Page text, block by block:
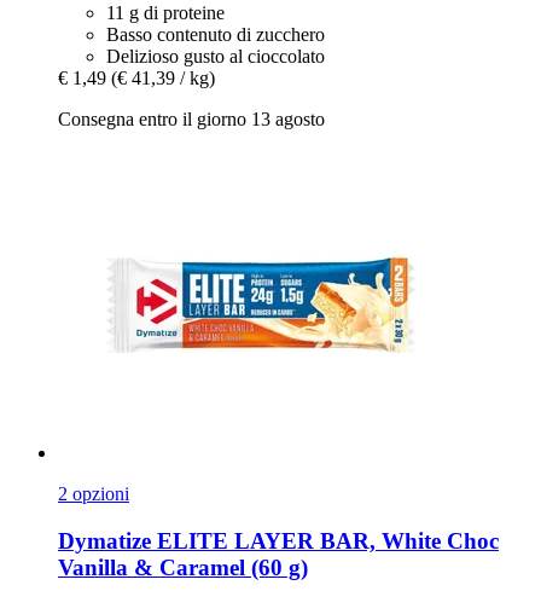
11 g di proteine
Basso contenuto di zucchero
Delizioso gusto al cioccolato
€ 1,49 (€ 41,39 / kg)
Consegna entro il giorno 13 agosto
2 opzioni
Dymatize ELITE LAYER BAR, White Choc
Vanilla & Caramel (60 g)